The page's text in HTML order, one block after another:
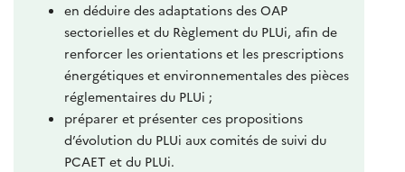
en déduire des adaptations des OAP
sectorielles et du Règlement du PLUi, afin de
renforcer les orientations et les prescriptions
énergétiques et environnementales des pièces
réglementaires du PLUi ;
préparer et présenter ces propositions
d’évolution du PLUi aux comités de suivi du
PCAET et du PLUi.